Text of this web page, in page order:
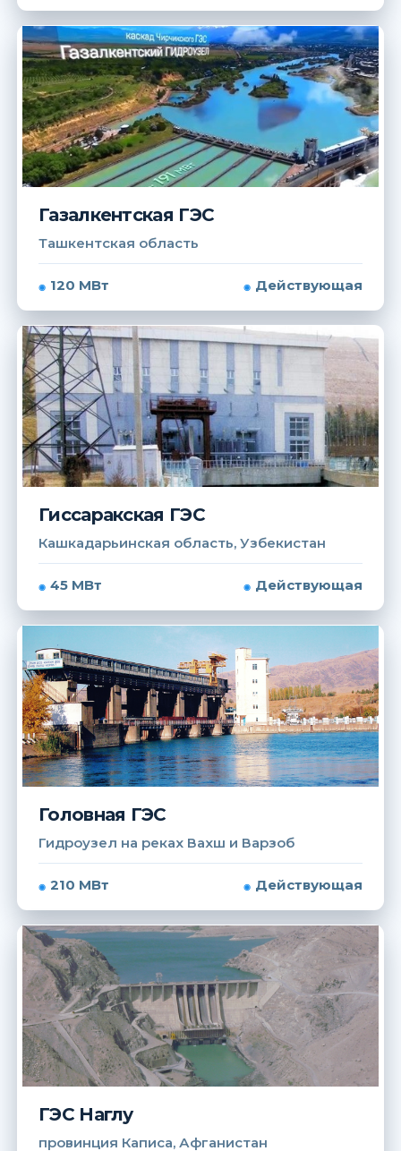
Газалкентская ГЭС
Ташкентская область
120 МВт Действующая
Гиссаракская ГЭС
Кашкадарьинская область, Узбекистан
45 МВт Действующая
Головная ГЭС
Гидроузел на реках Вахш и Варзоб
210 МВт Действующая
ГЭС Наглу
провинция Каписа, Афганистан